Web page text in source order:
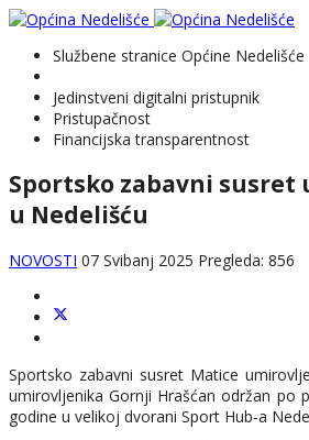
Službene stranice Općine Nedelišće
Jedinstveni digitalni pristupnik
Pristupačnost
Financijska transparentnost
Sportsko zabavni
u Nedelišću
NOVOSTI 07 Svibanj 2025 Pregleda: 856
Sportsko zabavni susret Matice
umirovljenika Gornji Hrašćan održan po
godine u velikoj dvorani Sport Hub-a